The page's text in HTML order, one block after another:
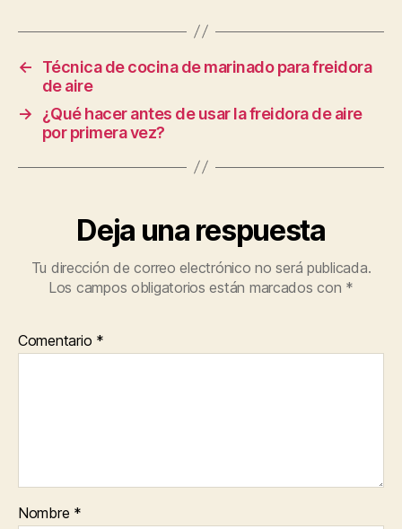
←
Técnica de cocina de marinado para freidora
de aire
→
¿Qué hacer antes de usar la freidora de aire
por primera vez?
Deja una respuesta
Tu dirección de correo electrónico no será publicada.
Los campos obligatorios están marcados con *
Comentario *
Nombre *